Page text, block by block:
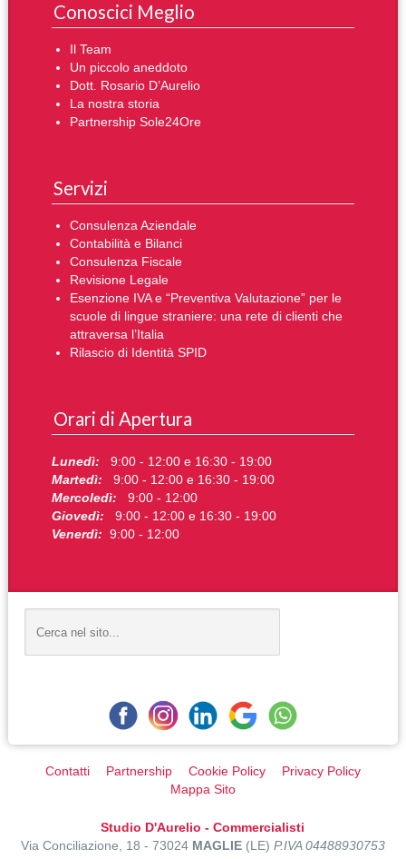
Conoscici Meglio
Il Team
Un piccolo aneddoto
Dott. Rosario D’Aurelio
La nostra storia
Partnership Sole24Ore
Servizi
Consulenza Aziendale
Contabilità e Bilanci
Consulenza Fiscale
Revisione Legale
Esenzione IVA e “Preventiva Valutazione” per le
scuole di lingue straniere: una rete di clienti che
attraversa l’Italia
Rilascio di Identità SPID
Orari di Apertura
Lunedì: 9:00 - 12:00 e 16:30 - 19:00
Martedì: 9:00 - 12:00 e 16:30 - 19:00
Mercoledì: 9:00 - 12:00
Giovedì: 9:00 - 12:00 e 16:30 - 19:00
Venerdì: 9:00 - 12:00
Contatti Partnership Cookie Policy
Privacy Policy
Mappa Sito
Studio D'Aurelio - Commercialisti
Via Conciliazione, 18 - 73024 MAGLIE(LE) P.IVA 04488930753